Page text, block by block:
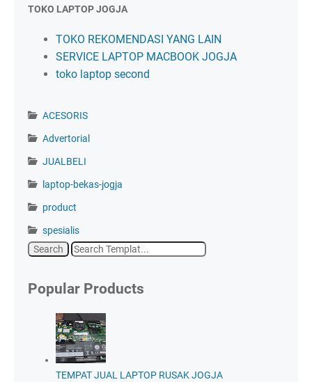
TOKO LAPTOP JOGJA
TOKO REKOMENDASI YANG LAIN
SERVICE LAPTOP MACBOOK JOGJA
toko laptop second
ACESORIS
Advertorial
JUALBELI
laptop-bekas-jogja
product
spesialis
Popular Products
TEMPAT JUAL LAPTOP RUSAK JOGJA